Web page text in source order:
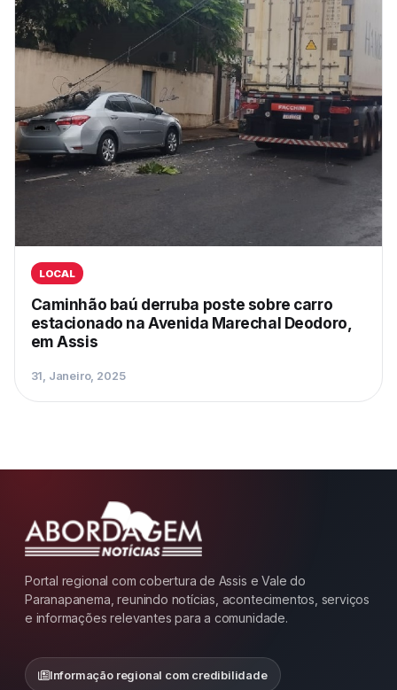
LOCAL
Caminhão baú derruba poste sobre carro
estacionado na Avenida Marechal Deodoro,
em Assis
31, Janeiro, 2025
Portal regional com cobertura de Assis e Vale do
Paranapanema, reunindo notícias, acontecimentos, serviços
e informações relevantes para a comunidade.
Informação regional com credibilidade